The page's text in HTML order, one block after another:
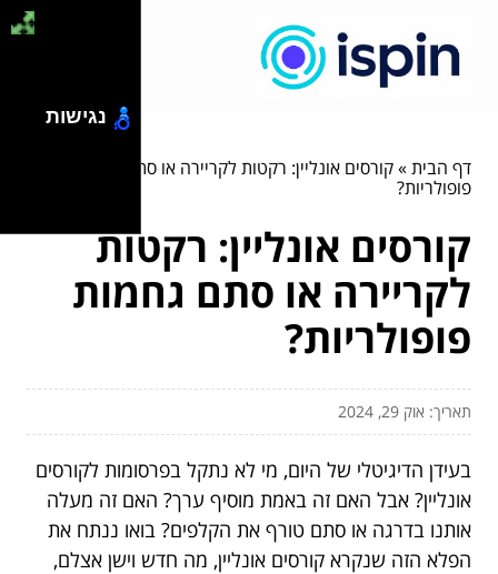
דף הבית»קורסים אונליין: רקטות לקריירה או סתם גחמות
פופולריות?
קורסים אונליין: רקטות
לקריירה או סתם גחמות
פופולריות?
תאריך: אוק 29, 2024
בעידן הדיגיטלי של היום, מי לא נתקל בפרסומות לקורסים
אונליין? אבל האם זה באמת מוסיף ערך? האם זה מעלה
אותנו בדרגה או סתם טורף את הקלפים? בואו ננתח את
הפלא הזה שנקרא קורסים אונליין, מה חדש וישן אצלם,
נגישות